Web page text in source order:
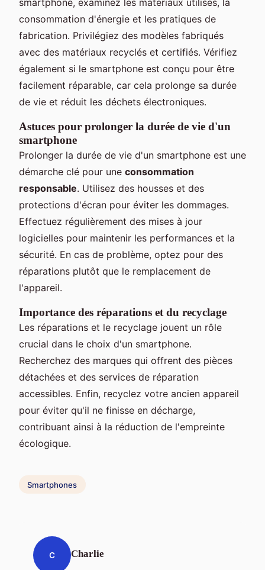
consommation d'énergie et les pratiques de
fabrication. Privilégiez des modèles fabriqués
avec des matériaux recyclés et certifiés. Vérifiez
également si le smartphone est conçu pour être
facilement réparable, car cela prolonge sa durée
de vie et réduit les déchets électroniques.
Astuces pour prolonger la durée de vie d'un
smartphone
Prolonger la durée de vie d'un smartphone est une
démarche clé pour une consommation
responsable. Utilisez des housses et des
protections d'écran pour éviter les dommages.
Effectuez régulièrement des mises à jour
logicielles pour maintenir les performances et la
sécurité. En cas de problème, optez pour des
réparations plutôt que le remplacement de
l'appareil.
Importance des réparations et du recyclage
Les réparations et le recyclage jouent un rôle
crucial dans le choix d'un smartphone.
Recherchez des marques qui offrent des pièces
détachées et des services de réparation
accessibles. Enfin, recyclez votre ancien appareil
pour éviter qu'il ne finisse en décharge,
contribuant ainsi à la réduction de l'empreinte
écologique.
Smartphones
C Charlie